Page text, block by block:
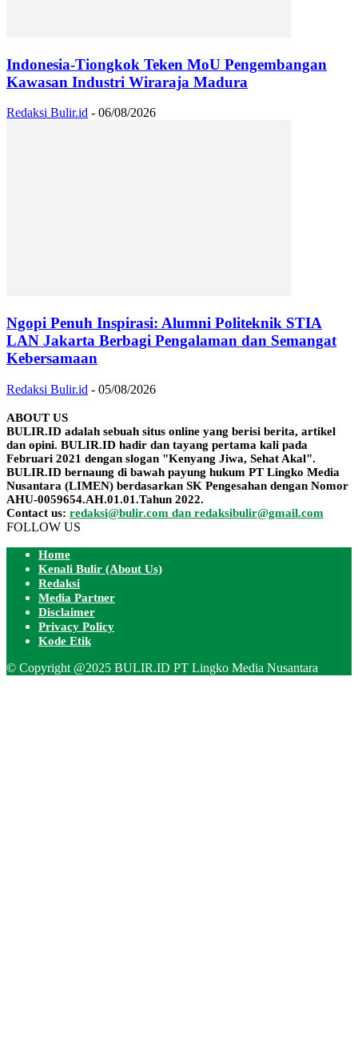
Indonesia-Tiongkok Teken MoU Pengembangan
Kawasan Industri Wiraraja Madura
Redaksi Bulir.id - 06/08/2026
Ngopi Penuh Inspirasi: Alumni Politeknik STIA
LAN Jakarta Berbagi Pengalaman dan Semangat
Kebersamaan
Redaksi Bulir.id - 05/08/2026
ABOUT US
BULIR.ID adalah sebuah situs online yang berisi berita, artikel
dan opini. BULIR.ID hadir dan tayang pertama kali pada
Februari 2021 dengan slogan "Kenyang Jiwa, Sehat Akal".
BULIR.ID bernaung di bawah payung hukum PT Lingko Media
Nusantara (LIMEN) berdasarkan SK Pengesahan dengan Nomor
AHU-0059654.AH.01.01.Tahun 2022.
Contact us: redaksi@bulir.com dan redaksibulir@gmail.com
FOLLOW US
Home
Kenali Bulir (About Us)
Redaksi
Media Partner
Disclaimer
Privacy Policy
Kode Etik
© Copyright @2025 BULIR.ID PT Lingko Media Nusantara